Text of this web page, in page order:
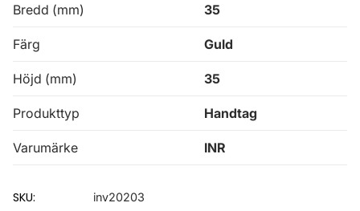
Bredd (mm) 35
Färg Guld
Höjd (mm) 35
Produkttyp Handtag
Varumärke INR
SKU: inv20203